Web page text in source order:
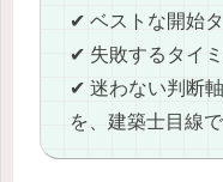
✔ ベストな開始
✔ 失敗するタイ
✔ 迷わない判断軸
を、建築士目線